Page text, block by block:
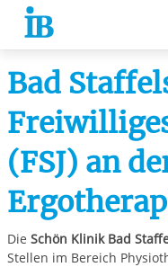
Springe zum Inhalt
Bad
(FSJ) an
Die Schön Klinik Bad
Stellen im Bereich